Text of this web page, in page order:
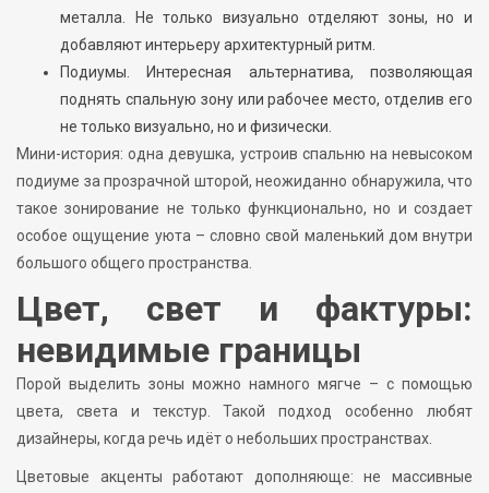
металла. Не только визуально отделяют зоны, но и
добавляют интерьеру архитектурный ритм.
Подиумы. Интересная альтернатива, позволяющая
поднять спальную зону или рабочее место, отделив его
не только визуально, но и физически.
Мини-история: одна девушка, устроив спальню на невысоком
подиуме за прозрачной шторой, неожиданно обнаружила, что
такое зонирование не только функционально, но и создает
особое ощущение уюта – словно свой маленький дом внутри
большого общего пространства.
Цвет, свет и фактуры:
невидимые границы
Порой выделить зоны можно намного мягче – с помощью
цвета, света и текстур. Такой подход особенно любят
дизайнеры, когда речь идёт о небольших пространствах.
Цветовые акценты работают дополняюще: не массивные